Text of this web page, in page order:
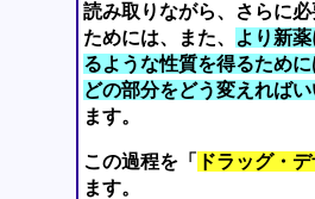
読み取りながら、さらに
ためには、また、
より新
るような性質を得るため
どの部分をどう変えれば
ます。
この過程を「 ドラッグ・
ます。